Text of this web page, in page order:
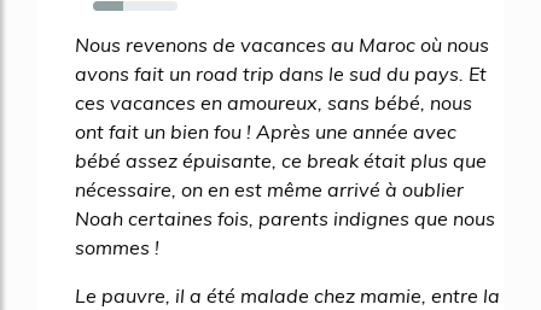
36%
Nous revenons de vacances au Maroc où nous
avons fait un road trip dans le sud du pays. Et
ces vacances en amoureux, sans bébé, nous
ont fait un bien fou ! Après une année avec
bébé assez épuisante, ce break était plus que
nécessaire, on en est même arrivé à oublier
Noah certaines fois, parents indignes que nous
sommes !
Le pauvre, il a été malade chez mamie, entre la